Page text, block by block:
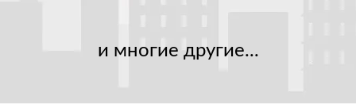
и многие другие...